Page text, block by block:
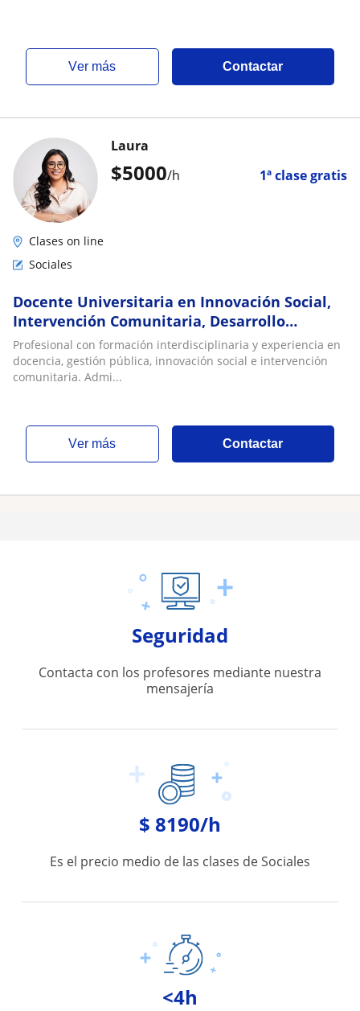
ver más Contactar
$5000/h 1ª clase gratis
Laura
Clases on line
Sociales
Docente Universitaria en Innovación Social,
Intervención Comunitaria, Desarrollo
Territorial y Gestión Pública
Profesional con formación interdisciplinaria y experiencia en
docencia, gestión pública, innovación social e intervención
comunitaria. Admi...
ver más Contactar
Seguridad
Contacta con los profesores mediante nuestra
mensajería
$ 8190/h
Es el precio medio de las clases de Sociales
<4h